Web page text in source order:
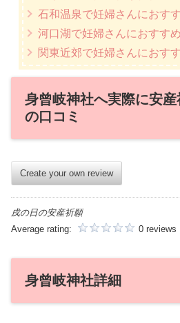
石和温泉で妊婦さんにおす
河口湖で妊婦さんにおすす
関東近郊で妊婦さんにおす
身曾岐神社へ実際に安
の口コミ
Create your own review
戌の日の安産祈願
Average rating:
0 reviews
身曾岐神社詳細